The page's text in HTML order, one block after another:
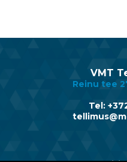
VMT
Reinu tee
Tel: